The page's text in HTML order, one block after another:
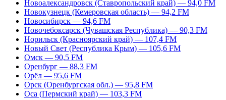
Новоалександровск (Ставропольский край) — 94,0 FM
Новокузнецк (Кемеровская область) — 94,2 FM
Новосибирск — 94,6 FM
Новочебоксарск (Чувашская Республика) — 90,3 FM
Норильск (Красноярский край) — 107,4 FM
Новый Свет (Республика Крым) — 105,6 FM
Омск — 90,5 FM
Оренбург — 88,3 FM
Орёл — 95,6 FM
Орск (Оренбургская обл.) — 95,8 FM
Оса (Пермский край) — 103,3 FM